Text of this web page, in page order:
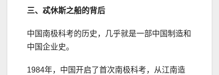
三、 忒休斯之船的背后
中国南极科考的历史，几乎就是一部中国制造和
中国企业史。
1984年，中国开启了首次南极科考，从江南造